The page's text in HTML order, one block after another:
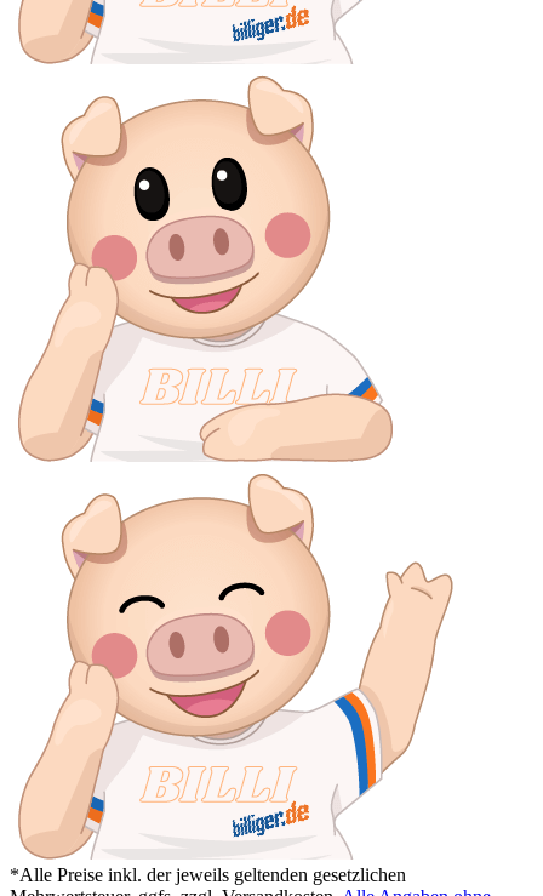
*Alle Preise inkl. der jeweils geltenden gesetzlichen